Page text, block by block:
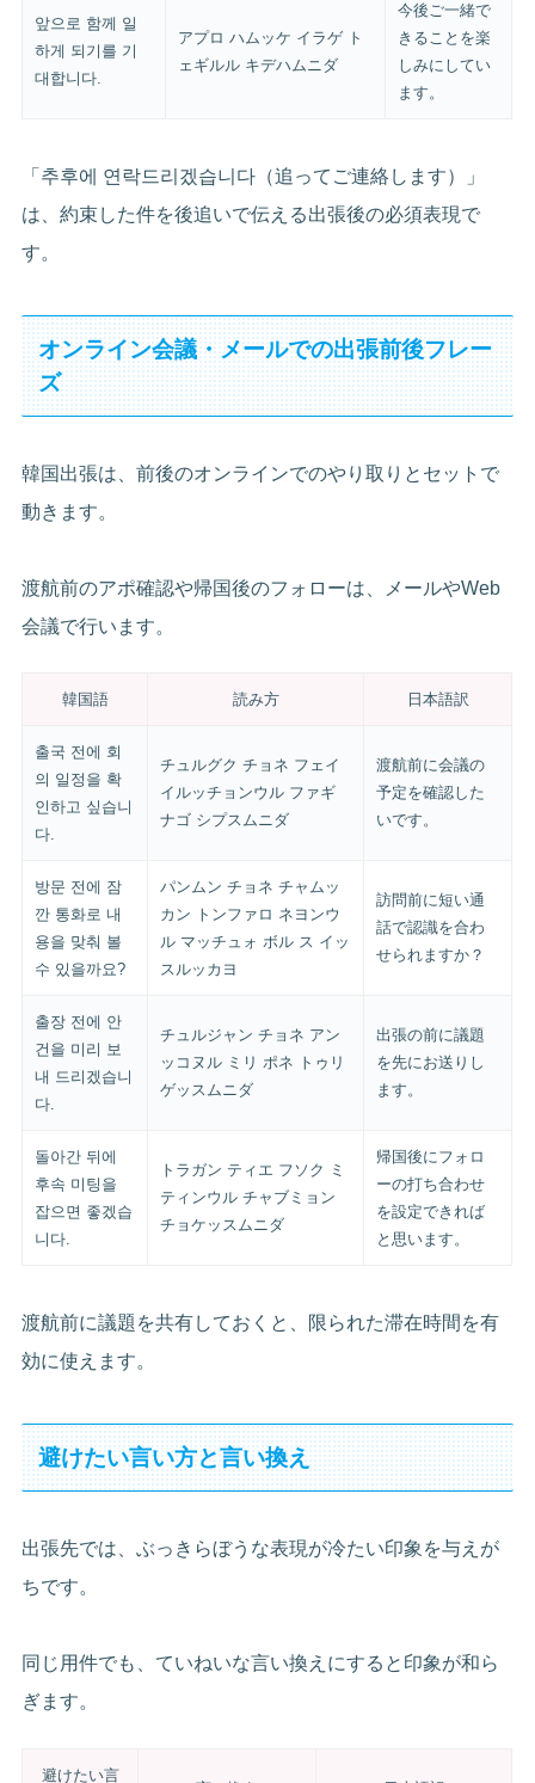
앞으로 함께 일
하게 되기를 기
대합니다.
アプロ ハムッケ イラゲ ト
ェギルル キデハムニダ
今後ご一緒で
きることを楽
しみにしてい
ます。
「추후에 연락드리겠습니다（追ってご連絡します）」
は、約束した件を後追いで伝える出張後の必須表現で
す。
オンライン会議・メールでの出張前後フレー
ズ
韓国出張は、前後のオンラインでのやり取りとセットで
動きます。
渡航前のアポ確認や帰国後のフォローは、メールやWeb
会議で行います。
韓国語 読み方 日本語訳
출국 전에 회
의 일정을 확
인하고 싶습니
다.
チュルグク チョネ フェイ
イルッチョンウル ファギ
ナゴ シプスムニダ
渡航前に会議の
予定を確認した
いです。
방문 전에 잠
깐 통화로 내
용을 맞춰 볼
수 있을까요?
パンムン チョネ チャムッ
カン トンファロ ネヨンウ
ル マッチュォ ボル ス イッ
スルッカヨ
訪問前に短い通
話で認識を合わ
せられますか？
출장 전에 안
건을 미리 보
내 드리겠습니
다.
チュルジャン チョネ アン
ッコヌル ミリ ポネ トゥリ
ゲッスムニダ
出張の前に議題
を先にお送りし
ます。
돌아간 뒤에
후속 미팅을
잡으면 좋겠습
니다.
トラガン ティエ フソク ミ
ティンウル チャブミョン
チョケッスムニダ
帰国後にフォロ
ーの打ち合わせ
を設定できれば
と思います。
渡航前に議題を共有しておくと、限られた滞在時間を有
効に使えます。
避けたい言い方と言い換え
出張先では、ぶっきらぼうな表現が冷たい印象を与えが
ちです。
同じ用件でも、ていねいな言い換えにすると印象が和ら
ぎます。
避けたい言